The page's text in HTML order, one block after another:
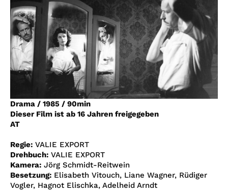
So geht’s
Filmpakete
Gutscheine
& Filmpässe
Account
Suche
Drama / 1985 / 90min
Dieser Film ist ab 16 Jahren freigegeben
AT
Regie: VALIE EXPORT
Drehbuch: VALIE EXPORT
Kamera: Jörg Schmidt-Reitwein
Besetzung: Elisabeth Vitouch, Liane Wagner, Rüdiger
Vogler, Hagnot Elischka, Adelheid Arndt